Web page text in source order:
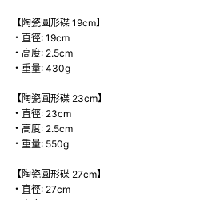
【陶瓷圓形碟 19cm】
・直徑: 19cm
・高度: 2.5cm
・重量: 430g
【陶瓷圓形碟 23cm】
・直徑: 23cm
・高度: 2.5cm
・重量: 550g
【陶瓷圓形碟 27cm】
・直徑: 27cm